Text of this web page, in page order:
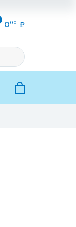
0 00